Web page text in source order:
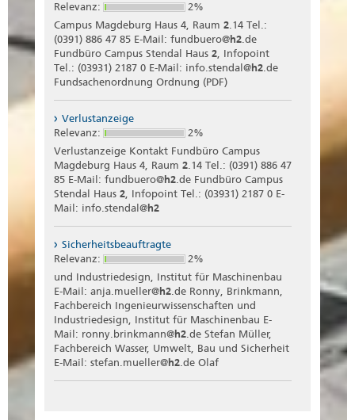
Relevanz:
2%
Campus Magdeburg Haus 4, Raum 2.14 Tel.:
(0391) 886 47 85 E-Mail: fundbuero@h2.de
Fundbüro Campus Stendal Haus 2, Infopoint
Tel.: (03931) 2187 0 E-Mail: info.stendal@h2.de
Fundsachenordnung Ordnung (PDF)
Verlustanzeige
Relevanz:
2%
Verlustanzeige Kontakt Fundbüro Campus
Magdeburg Haus 4, Raum 2.14 Tel.: (0391) 886 47
85 E-Mail: fundbuero@h2.de Fundbüro Campus
Stendal Haus 2, Infopoint Tel.: (03931) 2187 0 E-
Mail: info.stendal@h2
Sicherheitsbeauftragte
Relevanz:
2%
und Industriedesign, Institut für Maschinenbau
E-Mail: anja.mueller@h2.de Ronny, Brinkmann,
Fachbereich Ingenieurwissenschaften und
Industriedesign, Institut für Maschinenbau E-
Mail: ronny.brinkmann@h2.de Stefan Müller,
Fachbereich Wasser, Umwelt, Bau und Sicherheit
E-Mail: stefan.mueller@h2.de Olaf